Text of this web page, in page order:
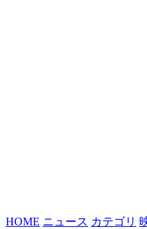
HOME ニュース カテゴリ